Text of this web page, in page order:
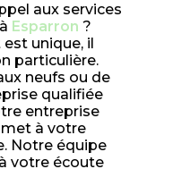
à Esparron ?
unique, il
particulière.
neufs ou de
qualifiée
entreprise
met à votre
Notre équipe
votre écoute